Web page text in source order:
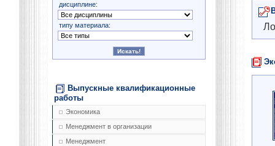
дисциплине:
типу материала:
Выпускные квалификационные
работы
Экономика
Менеджмент в организации
Менеджмент